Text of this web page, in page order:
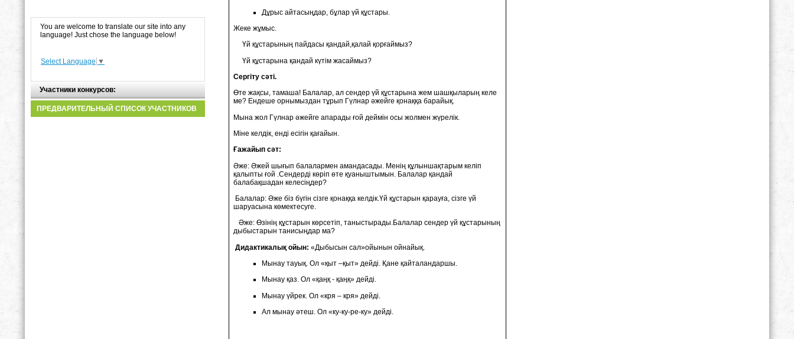
You are welcome to translate our site into any
language! Just chose the language below!
Select Language ▼
Участники конкурсов:
ПРЕДВАРИТЕЛЬНЫЙ СПИСОК УЧАСТНИКОВ
Дұрыс айтасыңдар, бұлар үй құстары.
Жеке жұмыс.
Үй құстарының пайдасы қандай,қалай қорғаймыз?
Үй құстарына қандай күтім жасаймыз?
Сергіту сәті.
Өте жақсы, тамаша! Балалар, ал сендер үй құстарына жем шашқыларың келе
ме? Ендеше орнымыздан тұрып Гүлнар әжейге қонаққа барайық.
Мына жол Гүлнар әжейге апарады ғой деймін осы жолмен жүрелік.
Міне келдік, енді есігін қағайын.
Ғажайып сәт:
Әже: Әжей шығып балалармен амандасады. Менің құлыншақтарым келіп
қалыпты ғой .Сендерді көріп өте қуаныштымын. Балалар қандай
балабақшадан келесіңдер?
Балалар: Әже біз бүгін сізге қонаққа келдік.Үй құстарын қарауға, сізге үй
шаруасына көмектесуге.
Әже: Өзінің құстарын көрсетіп, таныстырады.Балалар сендер үй құстарының
дыбыстарын танисыңдар ма?
Дидактикалық ойын:«Дыбысын сал»ойынын ойнайық.
Мынау тауық. Ол «қыт –қыт» дейді. Қане қайталандаршы.
Мынау қаз. Ол «қаңқ - қаңқ» дейді.
Мынау үйрек. Ол «кря – кря» дейді.
Ал мынау әтеш. Ол «ку-ку-ре-ку» дейді.